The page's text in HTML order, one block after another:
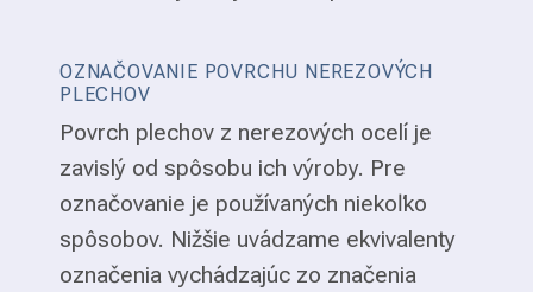
OZNAČOVANIE POVRCHU NEREZOVÝCH
PLECHOV
Povrch plechov z nerezových ocelí je
zavislý od spôsobu ich výroby. Pre
označovanie je používaných niekoľko
spôsobov. Nižšie uvádzame ekvivalenty
označenia vychádzajúc zo značenia